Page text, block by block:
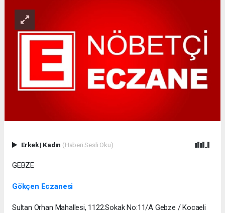
Erkek| Kadın (Haberi Sesli Oku)
GEBZE
Gökçen Eczanesi
Sultan Orhan Mahallesi, 1122.Sokak No:11/A Gebze / Kocaeli